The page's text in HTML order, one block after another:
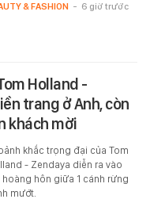
& FASHION - 6 giờ trước
Holland -
trang ở Anh, còn
khách mời
khắc trọng đại của Tom
- Zendaya diễn ra vào
hoàng hôn giữa 1 cánh rừng
mướt.